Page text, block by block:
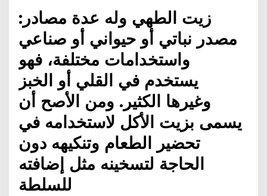
زيت الطهي وله عدة مصادر:
مصدر نباتي أو حيواني أو صناعي
واستخدامات مختلفة، فهو
يستخدم في القلي أو الخبز
وغيرها الكثير. ومن الأصح أن
يسمى بزيت الأكل لاستخدامه في
تحضير الطعام وتنكيهه دون
الحاجة لتسخينه مثل إضافته
للسلطة